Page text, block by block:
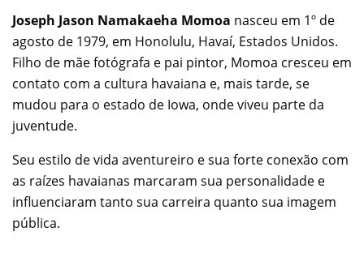
Joseph Jason Namakaeha Momoa nasceu em 1º de
agosto de 1979, em Honolulu, Havaí, Estados Unidos.
Filho de mãe fotógrafa e pai pintor, Momoa cresceu em
contato com a cultura havaiana e, mais tarde, se
mudou para o estado de Iowa, onde viveu parte da
juventude.
Seu estilo de vida aventureiro e sua forte conexão com
as raízes havaianas marcaram sua personalidade e
influenciaram tanto sua carreira quanto sua imagem
pública.